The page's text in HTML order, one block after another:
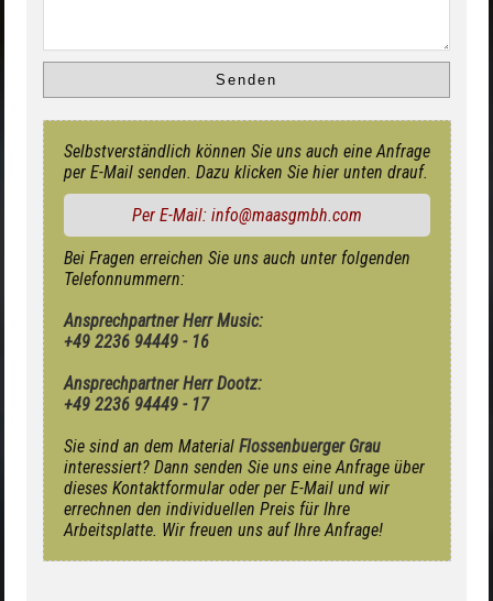
Selbstverständlich können Sie uns auch eine Anfrage
per E-Mail senden. Dazu klicken Sie hier unten drauf.
Per E-Mail: info@maasgmbh.com
Bei Fragen erreichen Sie uns auch unter folgenden
Telefonnummern:
Ansprechpartner Herr Music:
+49 2236 94449 - 16
Ansprechpartner Herr Dootz:
+49 2236 94449 - 17
Sie sind an dem Material Flossenbuerger Grau
interessiert? Dann senden Sie uns eine Anfrage über
dieses Kontaktformular oder per E-Mail und wir
errechnen den individuellen Preis für Ihre
Arbeitsplatte. Wir freuen uns auf Ihre Anfrage!